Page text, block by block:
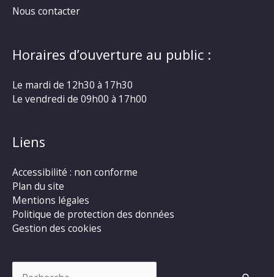
Nous contacter
Horaires d’ouverture au public :
Le mardi de 12h30 à 17h30
Le vendredi de 09h00 à 17h00
Liens
Accessibilité : non conforme
Plan du site
Mentions légales
Politique de protection des données
Gestion des cookies